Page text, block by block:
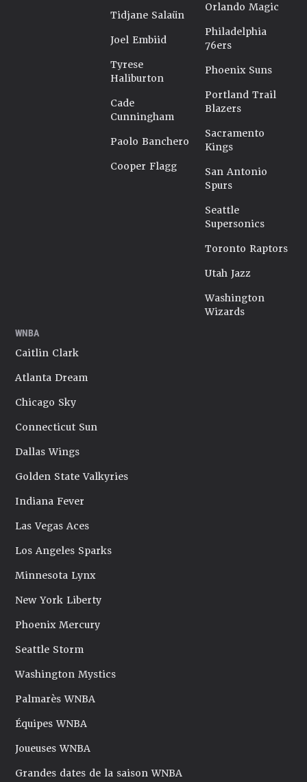
Tidjane Salaün
Joel Embiid
Tyrese
Haliburton
Cade
Cunningham
Paolo Banchero
Cooper Flagg
Orlando Magic
Philadelphia
76ers
Phoenix Suns
Portland Trail
Blazers
Sacramento
Kings
San Antonio
Spurs
Seattle
Supersonics
Toronto Raptors
Utah Jazz
Washington
Wizards
WNBA
Caitlin Clark
Atlanta Dream
Chicago Sky
Connecticut Sun
Dallas Wings
Golden State Valkyries
Indiana Fever
Las Vegas Aces
Los Angeles Sparks
Minnesota Lynx
New York Liberty
Phoenix Mercury
Seattle Storm
Washington Mystics
Palmarès WNBA
Équipes WNBA
Joueuses WNBA
Grandes dates de la saison WNBA